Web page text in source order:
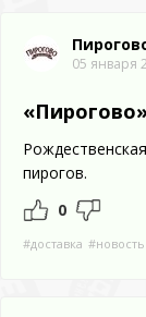
05 января
пирогов.
0
#доставка #новость